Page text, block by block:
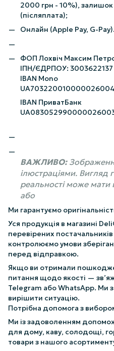
2000 грн - 10%),
(післяплата);
Онлайн (Apple Pay, G-Pay).
ФОП Лохвіч Максим
ІПН/ЄДРПОУ: 3003622137
IBAN Mono
IBAN ПриватБанк
ВАЖЛИВО:
ілюстраціями. Вигляд
реальності може мати
або
Ми гарантуємо
Уся продукція в магазині
перевірених
контролюємо умови
перед відправкою.
Якщо ви отримали
питання щодо якості —
Telegram або WhatsApp.
вирішити ситуацію.
Потрібна допомога з
Ми із задоволенням
для дому, каву, солодощі,
товари з нашого